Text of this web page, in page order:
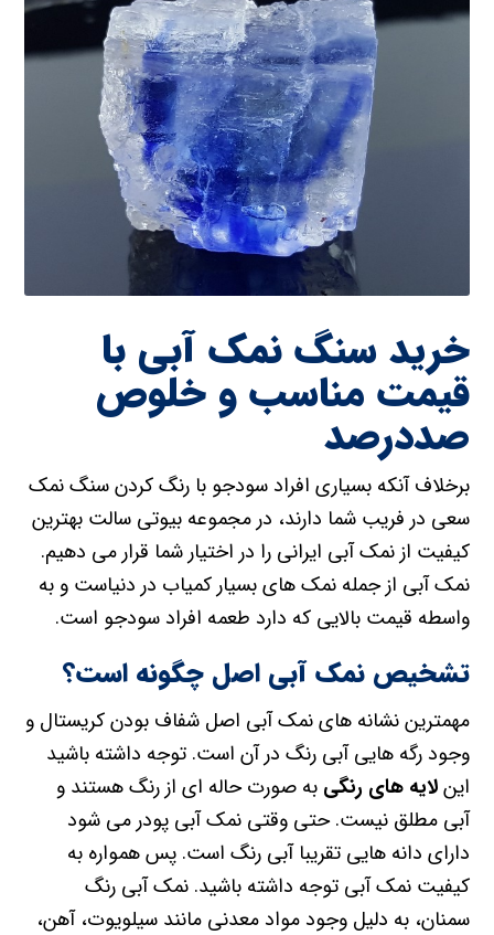
خرید سنگ نمک آبی با
قیمت مناسب و خلوص
صددرصد
برخلاف آنکه بسیاری افراد سودجو با رنگ کردن سنگ نمک
سعی در فریب شما دارند، در مجموعه بیوتی سالت بهترین
کیفیت از نمک آبی ایرانی را در اختیار شما قرار می دهیم.
نمک آبی از جمله نمک های بسیار کمیاب در دنیاست و به
واسطه قیمت بالایی که دارد طعمه افراد سودجو است.
تشخیص نمک آبی اصل چگونه است؟
مهمترین نشانه های نمک آبی اصل شفاف بودن کریستال و
وجود رگه هایی آبی رنگ در آن است. توجه داشته باشید
اینلایه های رنگی به صورت حاله ای از رنگ هستند و
آبی مطلق نیست. حتی وقتی نمک آبی پودر می شود
دارای دانه هایی تقریبا آبی رنگ است. پس همواره به
کیفیت نمک آبی توجه داشته باشید. نمک آبی رنگ
سمنان، به دلیل وجود مواد معدنی مانند سیلویوت، آهن،